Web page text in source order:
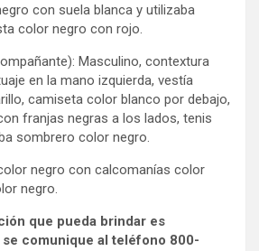
con suela blanca y utilizaba
color negro con rojo.
Masculino, contextura
en la mano izquierda, vestía
camiseta color blanco por debajo,
franjas negras a los lados, tenis
sombrero color negro.
negro con calcomanías color
negro.
que pueda brindar es
comunique al teléfono 800-